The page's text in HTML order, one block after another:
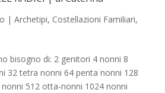
| Archetipi, Costellazioni Familiari,
bisogno di: 2 genitori 4 nonni 8
32 tetra nonni 64 penta nonni 128
512 otta-nonni 1024 nonni